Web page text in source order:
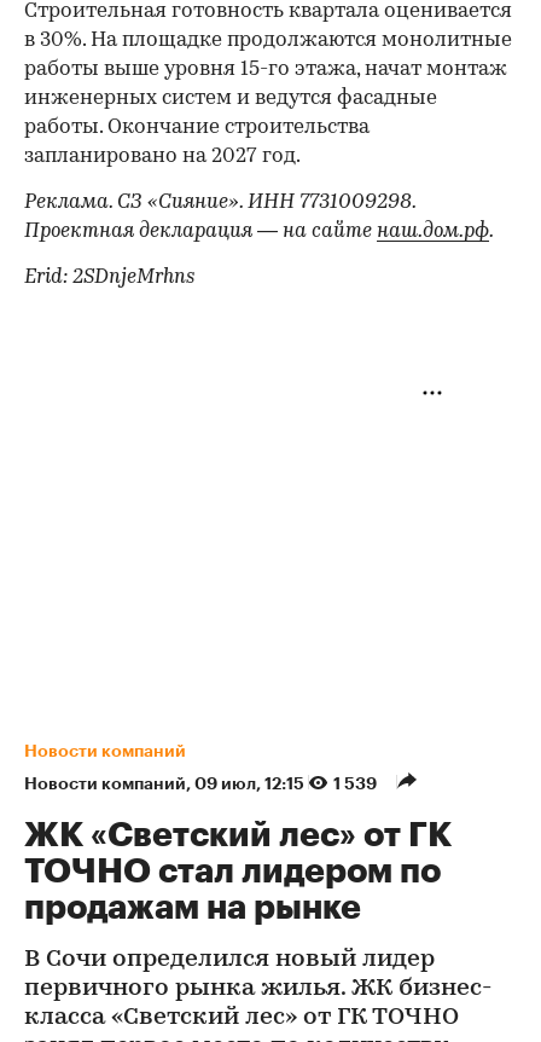
Строительная готовность квартала оценивается
в 30%. На площадке продолжаются монолитные
работы выше уровня 15-го этажа, начат монтаж
инженерных систем и ведутся фасадные
работы. Окончание строительства
запланировано на 2027 год.
Реклама. СЗ «Сияние». ИНН 7731009298.
Проектная декларация — на сайте наш.дом.рф.
Erid: 2SDnjeMrhns
Новости компаний
Новости компаний⁠, 09 июл, 12:15 1 539
ЖК «Светский лес» от ГК
ТОЧНО стал лидером по
продажам на рынке
В Сочи определился новый лидер
первичного рынка жилья. ЖК бизнес-
класса «Светский лес» от ГК ТОЧНО